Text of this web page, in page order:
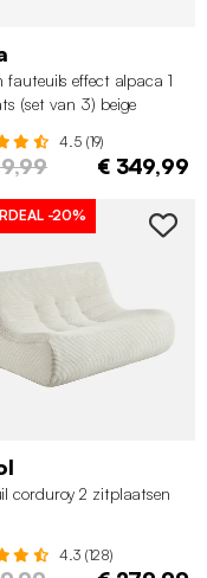
fauteuils effect alpaca 1
(set van 3) beige
4.5 (19)
€ 349,99
-20%
corduroy 2 zitplaatsen
4.3 (128)